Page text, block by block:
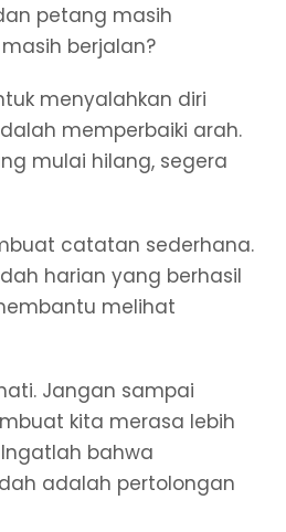
petang masih
berjalan?
menyalahkan diri
memperbaiki arah.
mulai hilang, segera
catatan sederhana.
harian yang berhasil
melihat
Jangan sampai
kita merasa lebih
bahwa
adalah pertolongan